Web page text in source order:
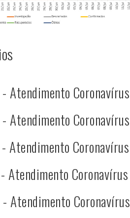
Atendimento Coronavírus
Atendimento Coronavírus
Atendimento Coronavírus
Atendimento Coronavírus
Atendimento Coronavírus